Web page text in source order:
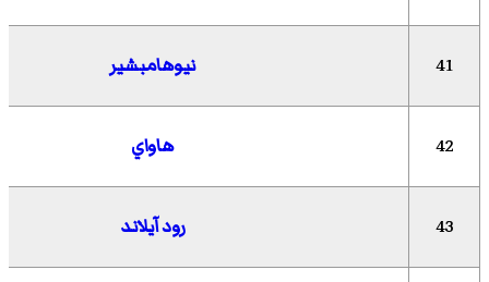
41 نيوهامبشير
42 هاواي
43 رود آيلاند